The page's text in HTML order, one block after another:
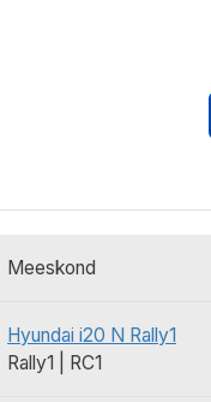
Meeskond
Hyundai i20 N Rally1
Rally1 | RC1